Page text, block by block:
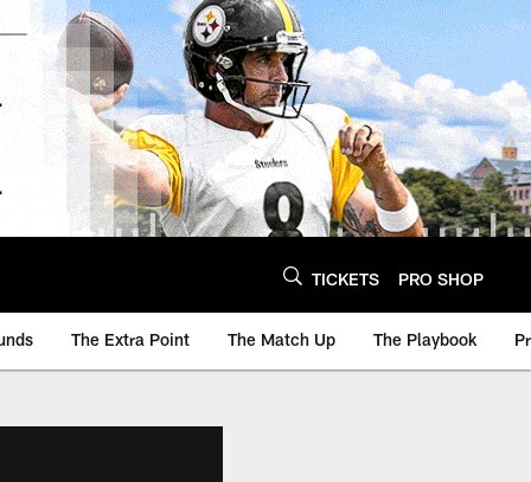
TICKETS PRO SHOP
The Extra Point The Match Up The Playbook